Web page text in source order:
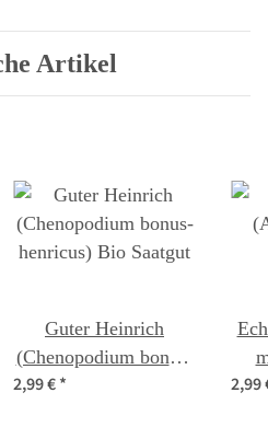
Artikel
Guter Heinrich
(Chenopodium bonus-
henricus) Bio Saatgut
2,99 €* 2,99